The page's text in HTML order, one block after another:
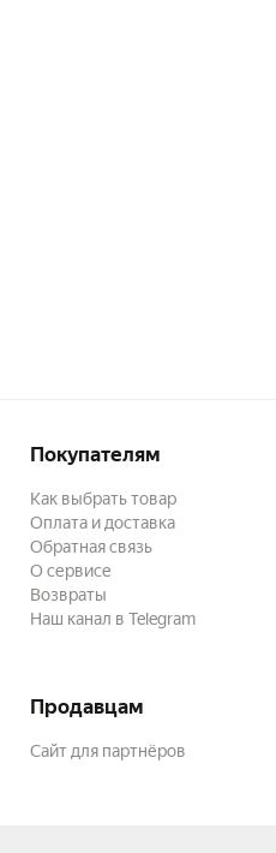
Покупателям
Как выбрать товар
Оплата и доставка
Обратная связь
О сервисе
Возвраты
Наш канал в Telegram
Продавцам
Сайт для партнёров